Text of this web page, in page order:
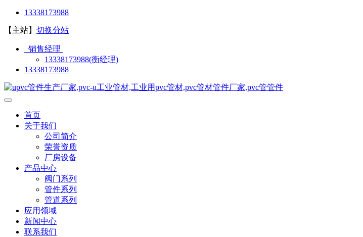
13338173988
【主站】 切换分站
销售经理
13338173988(衡经理)
13338173988
首页
关于我们
公司简介
荣誉资质
厂房设备
产品中心
阀门系列
管件系列
管道系列
应用领域
新闻中心
联系我们